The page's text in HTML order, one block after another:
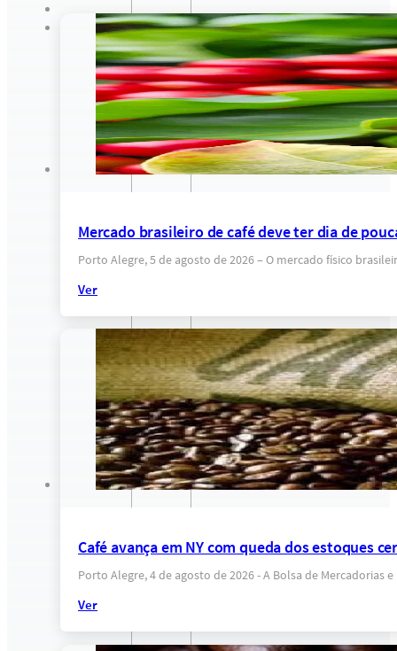
Mercado brasileiro de café deve ter dia de
Porto Alegre, 5 de agosto de 2026 – O mercado físico
Ver
Café avança em NY com queda dos estoques
Porto Alegre, 4 de agosto de 2026 - A Bolsa de Mercadorias
Ver